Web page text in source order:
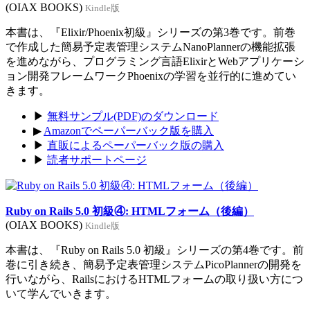
(OIAX BOOKS) Kindle版
本書は、『Elixir/Phoenix初級』シリーズの第3巻です。前巻
で作成した簡易予定表管理システムNanoPlannerの機能拡張
を進めながら、プログラミング言語ElixirとWebアプリケーシ
ョン開発フレームワークPhoenixの学習を並行的に進めてい
きます。
▶ 無料サンプル(PDF)のダウンロード
▶ Amazonでペーパーバック版を購入
▶ 直販によるペーパーバック版の購入
▶ 読者サポートページ
Ruby on Rails 5.0 初級④: HTMLフォーム（後編）
(OIAX BOOKS) Kindle版
本書は、『Ruby on Rails 5.0 初級』シリーズの第4巻です。前
巻に引き続き、簡易予定表管理システムPicoPlannerの開発を
行いながら、RailsにおけるHTMLフォームの取り扱い方につ
いて学んでいきます。